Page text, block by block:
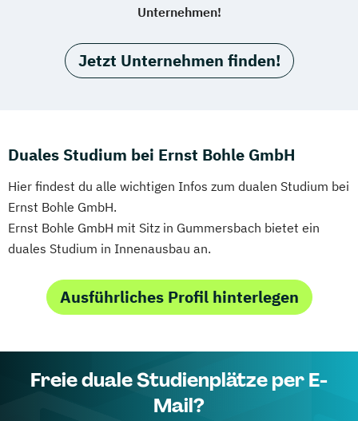
Unternehmen!
Jetzt Unternehmen finden!
Duales Studium bei Ernst Bohle GmbH
Hier findest du alle wichtigen Infos zum dualen Studium bei
Ernst Bohle GmbH.
Ernst Bohle GmbH mit Sitz in Gummersbach bietet ein
duales Studium in Innenausbau an.
Ausführliches Profil hinterlegen
Freie duale Studienplätze per E-
Mail?